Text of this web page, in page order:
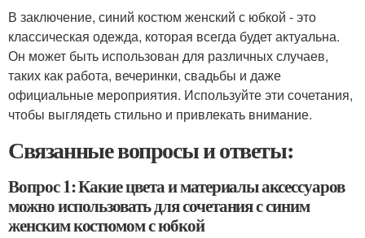
В заключение, синий костюм женский с юбкой - это
классическая одежда, которая всегда будет актуальна.
Он может быть использован для различных случаев,
таких как работа, вечеринки, свадьбы и даже
официальные мероприятия. Используйте эти сочетания,
чтобы выглядеть стильно и привлекать внимание.
Связанные вопросы и ответы:
Вопрос 1: Какие цвета и материалы аксессуаров
можно использовать для сочетания с синим
женским костюмом с юбкой